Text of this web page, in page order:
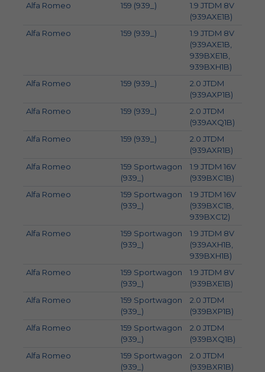
Alfa Romeo 159 (939_)
1.9 JTDM 8V
(939AXE1B)
Alfa Romeo 159 (939_)
1.9 JTDM 8V
(939AXE1B,
939BXE1B,
939BXH1B)
Alfa Romeo 159 (939_)
2.0 JTDM
(939AXP1B)
Alfa Romeo 159 (939_)
2.0 JTDM
(939AXQ1B)
Alfa Romeo 159 (939_)
2.0 JTDM
(939AXR1B)
Alfa Romeo
159 Sportwagon
(939_)
1.9 JTDM 16V
(939BXC1B)
Alfa Romeo
159 Sportwagon
(939_)
1.9 JTDM 16V
(939BXC1B,
939BXC12)
Alfa Romeo
159 Sportwagon
(939_)
1.9 JTDM 8V
(939AXH1B,
939BXH1B)
Alfa Romeo
159 Sportwagon
(939_)
1.9 JTDM 8V
(939BXE1B)
Alfa Romeo
159 Sportwagon
(939_)
2.0 JTDM
(939BXP1B)
Alfa Romeo
159 Sportwagon
(939_)
2.0 JTDM
(939BXQ1B)
Alfa Romeo
159 Sportwagon
(939_)
2.0 JTDM
(939BXR1B)